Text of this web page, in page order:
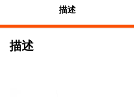
描述
描述